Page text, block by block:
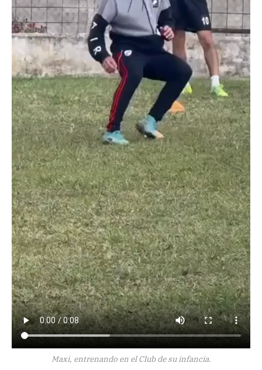
Maxi, entrenando en el Club de su infancia.